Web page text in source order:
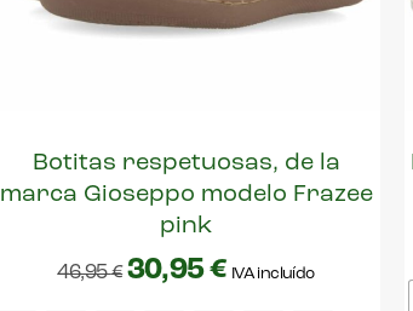
Botitas respetuosas, de la
marca Gioseppo modelo Frazee
pink
46,95€ 30,95€ IVA incluído